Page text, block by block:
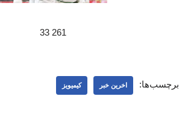
261 33
برچسب‌ها: اخرین خبر کیمیویز